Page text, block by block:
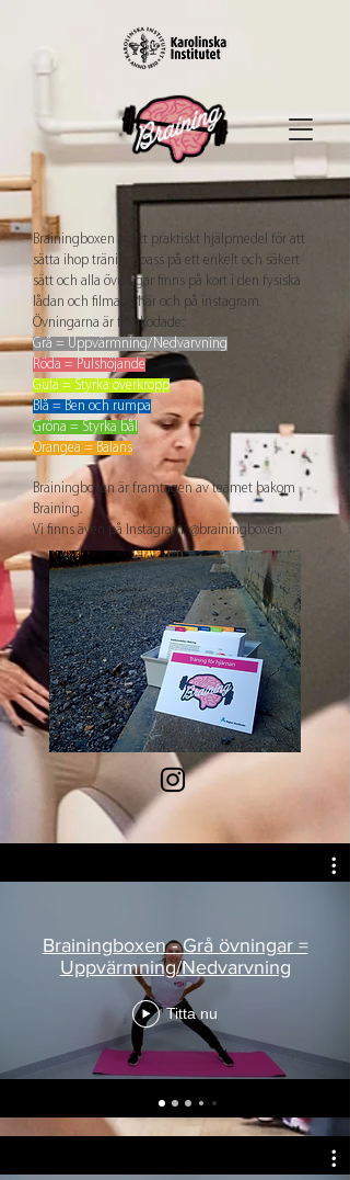
Brainingboxen är ett praktiskt hjälpmedel för att
sätta ihop träningspass på ett enkelt och säkert
sätt och alla övningar finns på kort i den fysiska
lådan och filmade här och på instagram.
Övningarna är färgkodade::
Grå = Uppvärmning/Nedvarvning
Röda = Pulshöjande
Gula = Styrka överkropp
Blå = Ben och rumpa
Gröna = Styrka bål
Orangea = Balans
Brainingboxen är framtagen av teamet bakom
Braining.
Vi finns även på Instagram.@brainingboxen
Brainingboxen - Grå övningar =
Uppvärmning/Nedvarvning
Titta nu